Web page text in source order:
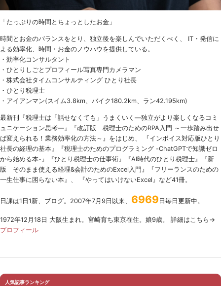
「たっぷりの時間とちょっとしたお金」
時間とお金のバランスをとり、独立後を楽しんでいただくべく、 IT・発信に
よる効率化、時間・お金のノウハウを提供している。
・効率化コンサルタント
・ひとりしごとプロフィール写真専門カメラマン
・株式会社タイムコンサルティング ひとり社長
・ひとり税理士
・アイアンマン(スイム3.8km、バイク180.2km、ラン42.195km)
最新刊『税理士は「話せなくても」うまくいく ―独立がより楽しくなるコミ
ュニケーション思考―』『改訂版 税理士のためのRPA 入門 ～一歩踏み出せ
ば変えられる！業務効率化の方法～』をはじめ、 『インボイス対応版ひとり
社長の経理の基本』『税理士のためのプログラミング -ChatGPTで知識ゼロ
から始める本-』『ひとり税理士の仕事術』『AI時代のひとり税理士』『新
版 そのまま使える経理&会計のためのExcel入門』『フリーランスのための
一生仕事に困らない本』、 『やってはいけないExcel』など41冊。
日課は1日1新、ブログ。2007年7月9日以来、 6969 日毎日更新中。
1972年12月18日 大阪生まれ。宮崎育ち東京在住。娘9歳。 詳細はこちら→
プロフィール
人気記事ランキング